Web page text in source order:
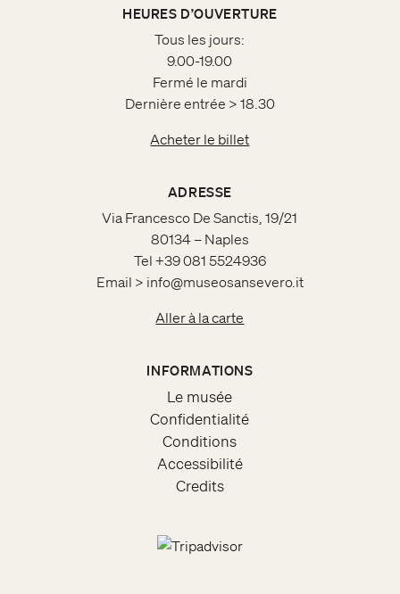
HEURES D’OUVERTURE
Tous les jours:
9.00-19.00
Fermé le mardi
Dernière entrée > 18.30
Acheter le billet
ADRESSE
Via Francesco De Sanctis, 19/21
80134 – Naples
Tel +39 081 5524936
Email > info@museosansevero.it
Aller à la carte
INFORMATIONS
Le musée
Confidentialité
Conditions
Accessibilité
Credits